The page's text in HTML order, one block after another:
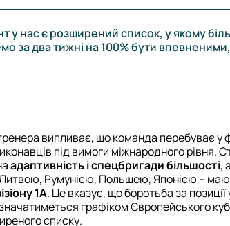
у нас є розширений список, у якому
за два тижні на 100% бути
випливає, що команда перебуває у
під вимоги міжнародного рівня.
адаптивність і спецбригади більшості,
Румунією, Польщею, Японією –
1А. Це вказує, що боротьба за позиції
графіком Європейського
списку.